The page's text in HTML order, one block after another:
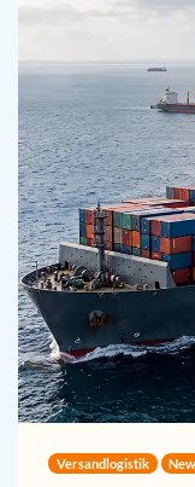
Versandlogistik